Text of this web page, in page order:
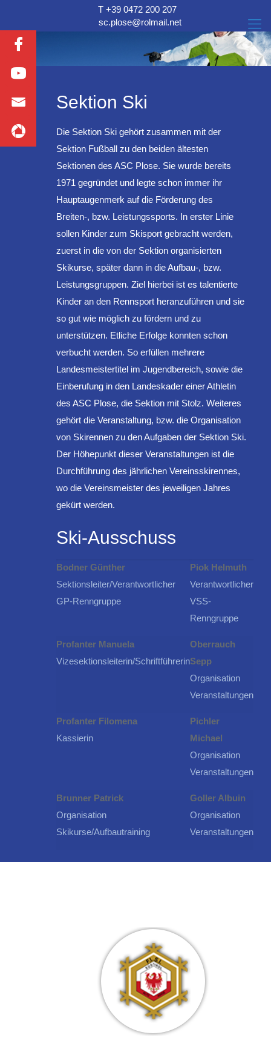
T +39 0472 200 207
sc.plose@rolmail.net
Sektion Ski
Die Sektion Ski gehört zusammen mit der
Sektion Fußball zu den beiden ältesten
Sektionen des ASC Plose. Sie wurde bereits
1971 gegründet und legte schon immer ihr
Hauptaugenmerk auf die Förderung des
Breiten-, bzw. Leistungssports. In erster Linie
sollen Kinder zum Skisport gebracht werden,
zuerst in die von der Sektion organisierten
Skikurse, später dann in die Aufbau-, bzw.
Leistungsgruppen. Ziel hierbei ist es talentierte
Kinder an den Rennsport heranzuführen und sie
so gut wie möglich zu fördern und zu
unterstützen. Etliche Erfolge konnten schon
verbucht werden. So erfüllen mehrere
Landesmeistertitel im Jugendbereich, sowie die
Einberufung in den Landeskader einer Athletin
des ASC Plose, die Sektion mit Stolz. Weiteres
gehört die Veranstaltung, bzw. die Organisation
von Skirennen zu den Aufgaben der Sektion Ski.
Der Höhepunkt dieser Veranstaltungen ist die
Durchführung des jährlichen Vereinsskirennes,
wo die Vereinsmeister des jeweiligen Jahres
gekürt werden.
Ski-Ausschuss
Bodner Günther
Sektionsleiter/Verantwortlicher
GP-Renngruppe
Piok Helmuth
Verantwortlicher
VSS-
Renngruppe
Profanter Manuela
Vizesektionsleiterin/Schriftführerin
Oberrauch
Sepp
Organisation
Veranstaltungen
Profanter Filomena
Kassierin
Pichler
Michael
Organisation
Veranstaltungen
Brunner Patrick
Organisation
Skikurse/Aufbautraining
Goller Albuin
Organisation
Veranstaltungen